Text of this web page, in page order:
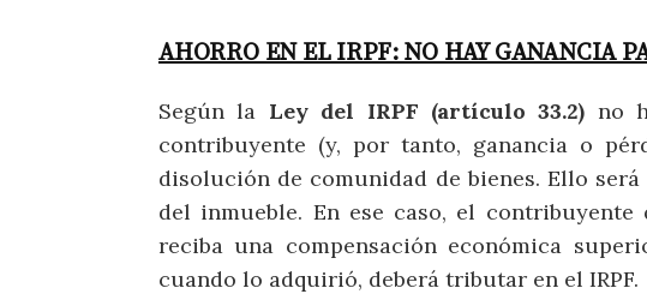
AHORRO EN EL IRPF: NO HAY GANANCIA
Según la Ley del IRPF (artículo 33.2) no
contribuyente (y, por tanto, ganancia o
disolución de comunidad de bienes. Ello
del inmueble. En ese caso, el
reciba una compensación económica
cuando lo adquirió, deberá tributar en el IRPF.